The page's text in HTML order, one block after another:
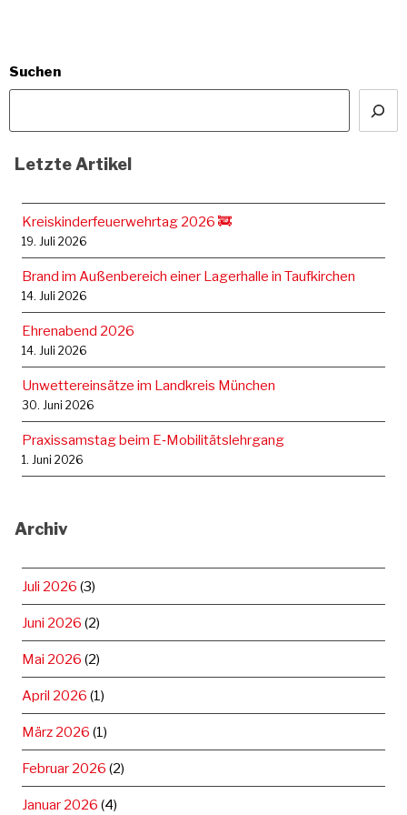
Suchen
Letzte Artikel
Kreiskinderfeuerwehrtag 2026 🚒
19. Juli 2026
Brand im Außenbereich einer Lagerhalle in Taufkirchen
14. Juli 2026
Ehrenabend 2026
14. Juli 2026
Unwettereinsätze im Landkreis München
30. Juni 2026
Praxissamstag beim E‑Mobilitätslehrgang
1. Juni 2026
Archiv
Juli 2026 (3)
Juni 2026 (2)
Mai 2026 (2)
April 2026 (1)
März 2026 (1)
Februar 2026 (2)
Januar 2026 (4)